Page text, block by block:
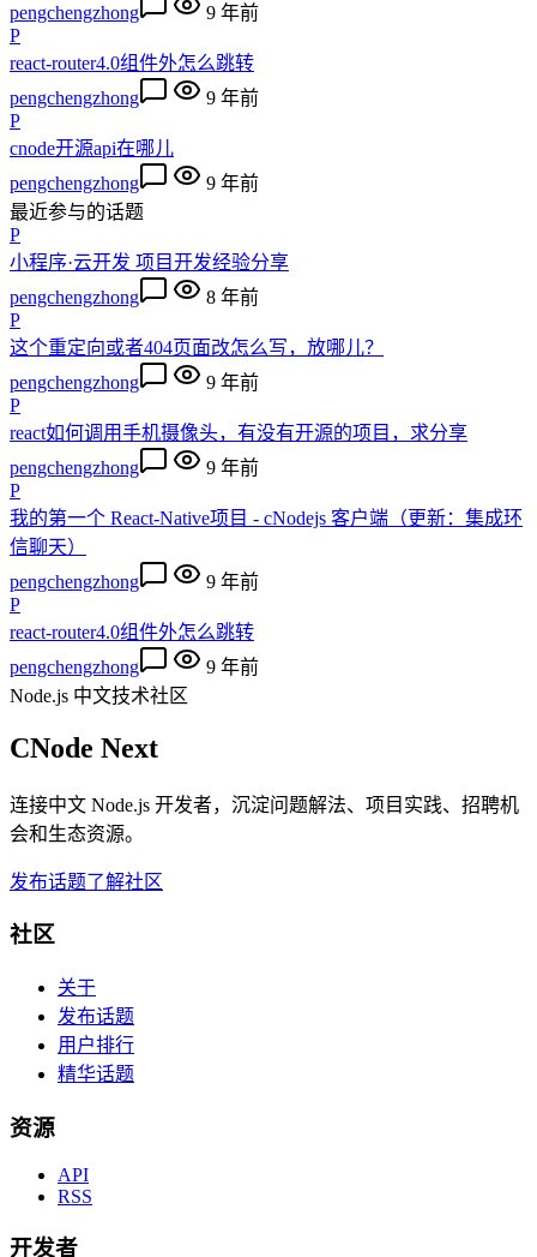
pengchengzhong
9 年前
P
react-router4.0组件外怎么跳转
pengchengzhong
9 年前
P
cnode开源api在哪儿
pengchengzhong
9 年前
最近参与的话题
P
小程序·云开发 项目开发经验分享
pengchengzhong
8 年前
P
这个重定向或者404页面改怎么写，放哪儿？
pengchengzhong
9 年前
P
react如何调用手机摄像头，有没有开源的项目，求分享
pengchengzhong
9 年前
P
我的第一个 React-Native项目 - cNodejs 客户端（更新：集成环
信聊天）
pengchengzhong
9 年前
P
react-router4.0组件外怎么跳转
pengchengzhong
9 年前
Node.js 中文技术社区
CNode Next
连接中文 Node.js 开发者，沉淀问题解法、项目实践、招聘机
会和生态资源。
发布话题了解社区
社区
关于
发布话题
用户排行
精华话题
资源
API
RSS
开发者